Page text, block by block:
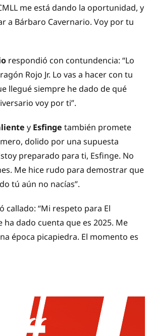
me está dando la oportunidad, y
a Bárbaro Cavernario. Voy por tu
respondió con contundencia: “Lo
Rojo Jr. Lo vas a hacer con tu
llegué siempre he dado de qué
voy por ti”.
y Esfinge también promete
dolido por una supuesta
preparado para ti, Esfinge. No
Me hice rudo para demostrar que
tú aún no nacías”.
callado: “Mi respeto para El
ha dado cuenta que es 2025. Me
época picapiedra. El momento es